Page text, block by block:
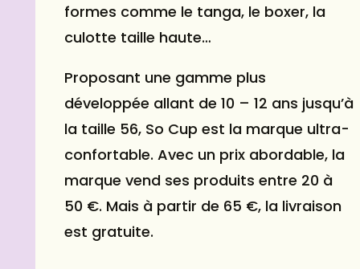
formes comme le tanga, le boxer, la
culotte taille haute…
Proposant une gamme plus
développée allant de 10 – 12 ans jusqu’à
la taille 56, So Cup est la marque ultra-
confortable. Avec un prix abordable, la
marque vend ses produits entre 20 à
50 €. Mais à partir de 65 €, la livraison
est gratuite.